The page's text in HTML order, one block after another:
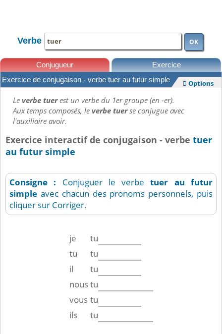
Verbe OK
Conjugueur Exercice
Exercice de conjugaison - verbe tuer au futur simple  Options
Leverbe tuerest un verbe du 1er groupe (en -er).
Aux temps composés, leverbe tuerse conjugue avec
l'auxiliaire avoir.
Exercice interactif de conjugaison - verbe tuer
au futur simple
Consigne : Conjuguer le verbetuer au futur
simple avec chacun des pronoms personnels, puis
cliquer sur Corriger.
je
tu
tu
tu
il
tu
noustu
vous tu
ils
tu